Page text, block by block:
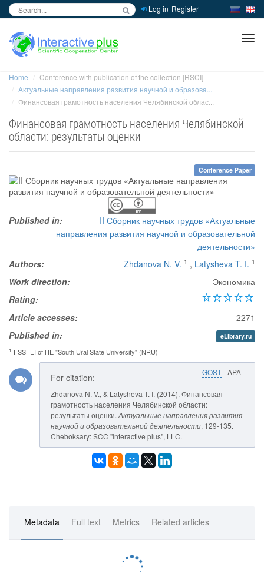
Log in Register
Home
Conference with publication of the collection [RSCI]
Актуальные направления развития научной и образова...
Финансовая грамотность населения Челябинской облас...
Финансовая грамотность населения Челябинской
области: результаты оценки
Conference Paper
Published in:
II Сборник научных трудов «Актуальные
направления развития научной и образовательной
деятельности»
Authors:
Zhdanova N. V. 1 , Latysheva T. I. 1
Work direction:
Экономика
Rating:
Article accesses:
2271
Published in:
eLibrary.ru
1 FSSFEI of HE "South Ural State University" (NRU)
GOST APA
For citation:
Zhdanova N. V., & Latysheva T. I. (2014). Финансовая
грамотность населения Челябинской области:
результаты оценки. Актуальные направления развития
научной и образовательной деятельности, 129-135.
Cheboksary: SCC "Interactive plus", LLC.
Metadata Full text Metrics Related articles